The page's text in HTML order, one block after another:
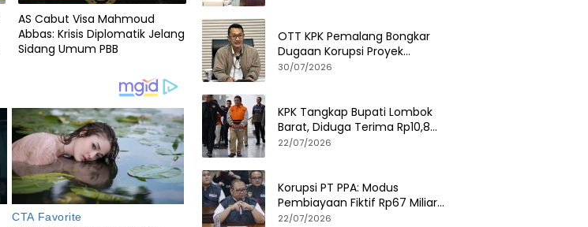
AS Cabut Visa Mahmoud
Abbas: Krisis Diplomatik Jelang
Sidang Umum PBB
OTT KPK Pemalang Bongkar
Dugaan Korupsi Proyek
Pemerintah, Ini Fakta
30/07/2026
KPK Tangkap Bupati Lombok
Barat, Diduga Terima Rp10,8
Miliar dan Gratifikasi Alphard
22/07/2026
Korupsi PT PPA: Modus
Pembiayaan Fiktif Rp67 Miliar
Terbongkar, Negara Rugi Rp38,8
22/07/2026